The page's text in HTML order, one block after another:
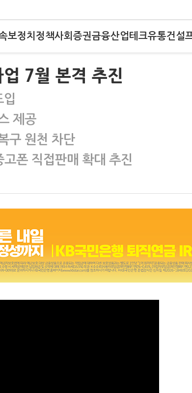
보정치 정책사회 증권금융산업테크유통건설
7월 본격 추진
입
제공
구 원천 차단
폰 직접판매 확대 추진